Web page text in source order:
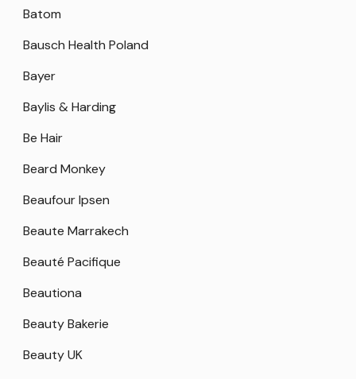
Batom
Bausch Health Poland
Bayer
Baylis & Harding
Be Hair
Beard Monkey
Beaufour Ipsen
Beaute Marrakech
Beauté Pacifique
Beautiona
Beauty Bakerie
Beauty UK